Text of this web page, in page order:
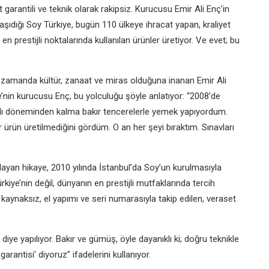
ve teknik olarak rakipsiz. Kurucusu Emir Ali Enç’in
Soy Türkiye, bugün 110 ülkeye ihracat yapan, kraliyet
prestijli noktalarında kullanılan ürünler üretiyor. Ve evet; bu
kültür, zanaat ve miras olduğuna inanan Emir Ali
kurucusu Enç, bu yolculuğu şöyle anlatıyor: “2008’de
döneminden kalma bakır tencerelerle yemek yapıyordum.
üretilmediğini gördüm. O an her şeyi bıraktım. Sınavları
hikaye, 2010 yılında İstanbul’da Soy’un kurulmasıyla
değil, dünyanın en prestijli mutfaklarında tercih
el yapımı ve seri numarasıyla takip edilen, veraset
yapılıyor. Bakır ve gümüş, öyle dayanıklı ki; doğru teknikle
diyoruz” ifadelerini kullanıyor.